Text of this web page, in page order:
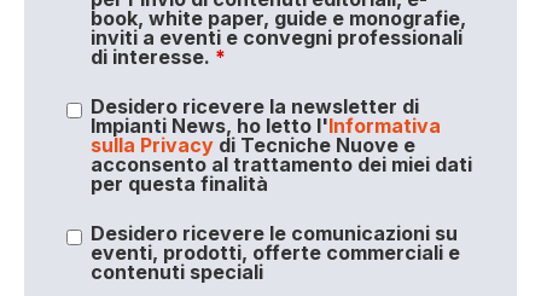
book, white paper, guide e monografie,
inviti a eventi e convegni professionali
di interesse. *
Desidero ricevere la newsletter di
Impianti News, ho letto l'Informativa
sulla Privacydi Tecniche Nuove e
acconsento al trattamento dei miei dati
per questa finalità
Desidero ricevere le comunicazioni su
eventi, prodotti, offerte commerciali e
contenuti speciali